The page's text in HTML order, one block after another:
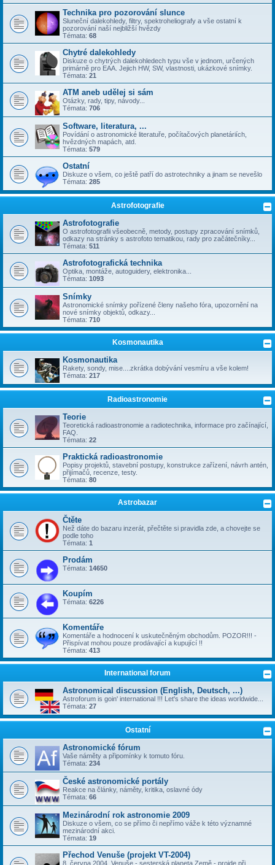
Technika pro pozorování slunce
Sluneční dalekohledy, filtry, spektroheliografy a vše ostatní k
pozorování naší nejbližší hvězdy
Témata: 68
Chytré dalekohledy
Diskuze o chytrých dalekohledech typu vše v jednom, určených
primárně pro EAA. Jejich HW, SW, vlastnosti, ukázkové snímky.
Témata: 21
ATM aneb udělej si sám
Otázky, rady, tipy, návody...
Témata: 706
Software, literatura, ...
Povídání o astronomické literatuře, počítačových planetáriích,
hvězdných mapách, atd.
Témata: 579
Ostatní
Diskuze o všem, co ještě patří do astrotechniky a jinam se nevešlo
Témata: 285
Astrofotografie
Astrofotografie
O astrofotografii všeobecně, metody, postupy zpracování snímků,
odkazy na stránky s astrofoto tematikou, rady pro začátečníky...
Témata: 511
Astrofotografická technika
Optika, montáže, autoguidery, elektronika...
Témata: 1093
Snímky
Astronomické snímky pořízené členy našeho fóra, upozornění na
nové snímky objektů, odkazy...
Témata: 710
Kosmonautika
Kosmonautika
Rakety, sondy, mise....zkrátka dobývání vesmíru a vše kolem!
Témata: 217
Radioastronomie
Teorie
Teoretická radioastronomie a radiotechnika, informace pro začínající,
FAQ.
Témata: 22
Praktická radioastronomie
Popisy projektů, stavební postupy, konstrukce zařízení, návrh antén,
přijímačů, recenze, testy.
Témata: 80
Astrobazar
Čtěte
Než dáte do bazaru inzerát, přečtěte si pravidla zde, a chovejte se
podle toho
Témata: 1
Prodám
Témata: 14650
Koupím
Témata: 6226
Komentáře
Komentáře a hodnocení k uskutečněným obchodům. POZOR!!! -
Přispívat mohou pouze prodávající a kupující !!
Témata: 413
International forum
Astronomical discussion (English, Deutsch, ...)
Astroforum is goin' international !!! Let's share the ideas worldwide...
Témata: 27
Ostatní
Astronomické fórum
Vaše náměty a připomínky k tomuto fóru.
Témata: 234
České astronomické portály
Reakce na články, náměty, kritika, oslavné ódy
Témata: 66
Mezinárodní rok astronomie 2009
Diskuze o všem, co se přímo či nepřímo váže k této významné
mezinárodní akci.
Témata: 19
Přechod Venuše (projekt VT-2004)
8. června 2004, Venuše - sesterská planeta Země - projde při